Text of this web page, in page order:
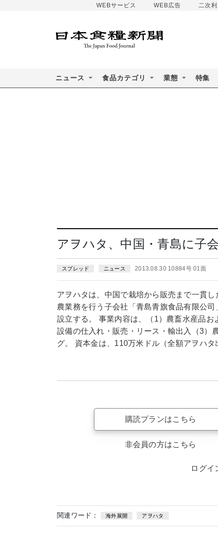
WEBサービス WEB広告 二次
ニュース 食品カテゴリ 業態 特集
アヲハタ、中国・青島に子
スプレッド ニュース 2013.08.30 10884号 01面
アヲハタは、中国で栽培から販売まで一貫
農業務を行う子会社「青島青旗食品有限公
設立する。 事業内容は、（1）農畜水産品
設備の仕入れ・販売・リース・輸出入（3）
グ。 資本金は、110万米ドル（全額アヲハタ
購読プランはこちら
非会員の方はこちら
ログイ
関連ワード： 海外展開 アヲハタ